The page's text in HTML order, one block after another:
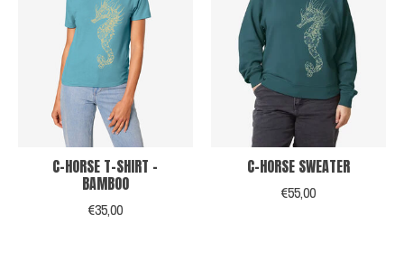
C-HORSE T-SHIRT -
BAMBOO
€35,00
C-HORSE SWEATER
€55,00